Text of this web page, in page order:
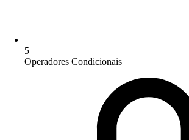
5
Operadores Condicionais